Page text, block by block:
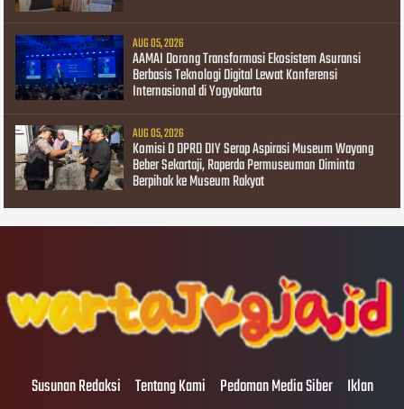
AUG 05, 2026
AAMAI Dorong Transformasi Ekosistem Asuransi
Berbasis Teknologi Digital Lewat Konferensi
Internasional di Yogyakarta
AUG 05, 2026
Komisi D DPRD DIY Serap Aspirasi Museum Wayang
Beber Sekartaji, Raperda Permuseuman Diminta
Berpihak ke Museum Rakyat
Susunan Redaksi Tentang Kami Pedoman Media Siber Iklan